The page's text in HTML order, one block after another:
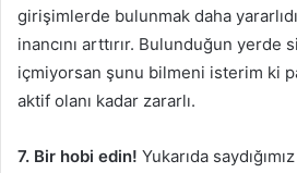
girişimlerde bulunmak daha
inancını arttırır. Bulunduğun yerde
içmiyorsan şunu bilmeni isterim ki
aktif olanı kadar zararlı.
7. Bir hobi edin! Yukarıda